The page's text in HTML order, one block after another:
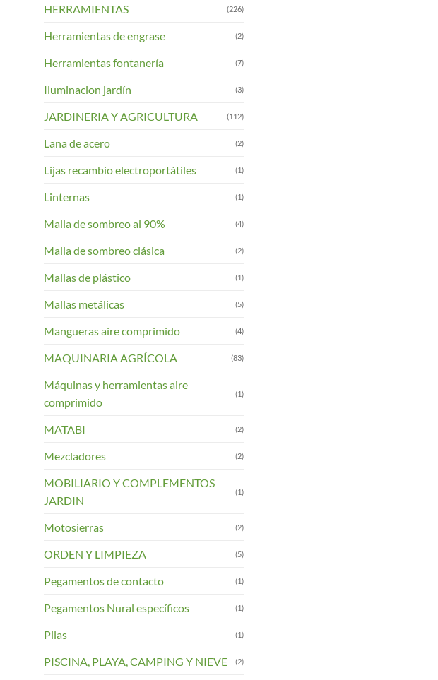
HERRAMIENTAS (226)
Herramientas de engrase (2)
Herramientas fontanería (7)
Iluminacion jardín (3)
JARDINERIA Y AGRICULTURA (112)
Lana de acero (2)
Lijas recambio electroportátiles (1)
Linternas (1)
Malla de sombreo al 90% (4)
Malla de sombreo clásica (2)
Mallas de plástico (1)
Mallas metálicas (5)
Mangueras aire comprimido (4)
MAQUINARIA AGRÍCOLA (83)
Máquinas y herramientas aire
comprimido
(1)
MATABI (2)
Mezcladores (2)
MOBILIARIO Y COMPLEMENTOS
JARDIN
(1)
Motosierras (2)
ORDEN Y LIMPIEZA (5)
Pegamentos de contacto (1)
Pegamentos Nural específicos (1)
Pilas (1)
PISCINA, PLAYA, CAMPING Y NIEVE (2)